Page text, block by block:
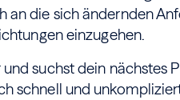
an die sich ändernden
einzugehen.
und suchst dein nächstes
schnell und